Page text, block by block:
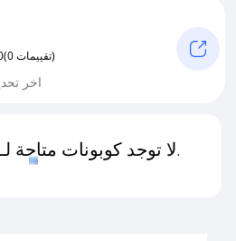
(0 تقييمات)
اخر تحديث:
لا توجد كوبونات متاحة لـهذا المتجر حاليًا.